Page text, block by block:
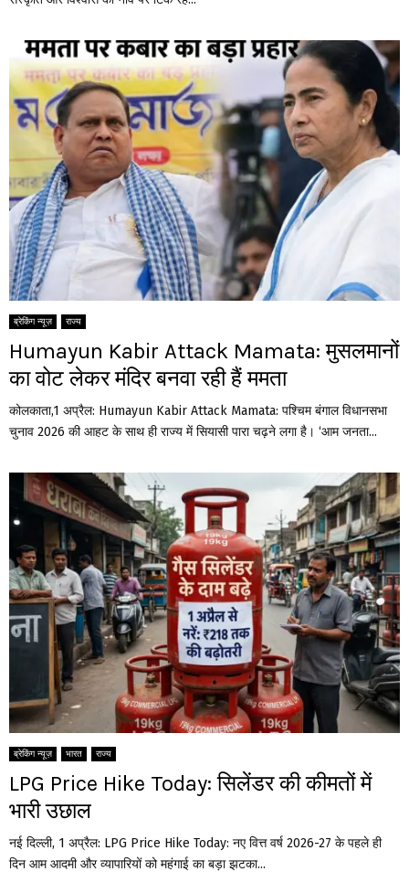
ब्रेकिंग न्यूज़ राज्य
Humayun Kabir Attack Mamata: मुसलमानों
का वोट लेकर मंदिर बनवा रही हैं ममता
कोलकाता,1 अप्रैल: Humayun Kabir Attack Mamata: पश्चिम बंगाल विधानसभा
चुनाव 2026 की आहट के साथ ही राज्य में सियासी पारा चढ़ने लगा है। ‘आम जनता...
ब्रेकिंग न्यूज़ भारत राज्य
LPG Price Hike Today: सिलेंडर की कीमतों में
भारी उछाल
नई दिल्ली, 1 अप्रैल: LPG Price Hike Today: नए वित्त वर्ष 2026-27 के पहले ही
दिन आम आदमी और व्यापारियों को महंगाई का बड़ा झटका...